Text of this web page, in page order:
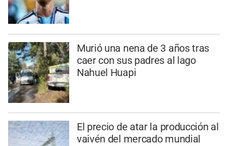
Murió una nena de 3 años tras
caer con sus padres al lago
Nahuel Huapi
El precio de atar la producción al
vaivén del mercado mundial